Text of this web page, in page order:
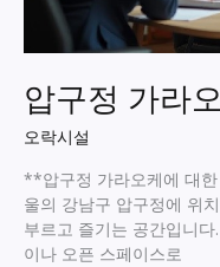
압구정 가라
오락시설
**압구정 가라오케에 대
울의 강남구 압구정에 위
부르고 즐기는 공간입니
이나 오픈 스페이스로